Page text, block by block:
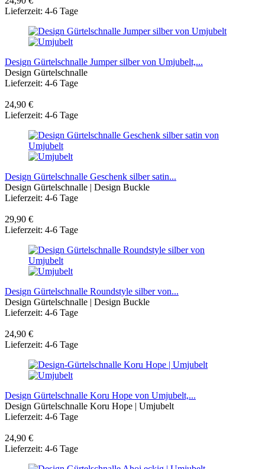
Lieferzeit: 4-6 Tage
Design Gürtelschnalle Jumper silber von Umjubelt,...
Design Gürtelschnalle
Lieferzeit: 4-6 Tage
24,90 €
Lieferzeit: 4-6 Tage
Design Gürtelschnalle Geschenk silber satin...
Design Gürtelschnalle | Design Buckle
Lieferzeit: 4-6 Tage
29,90 €
Lieferzeit: 4-6 Tage
Design Gürtelschnalle Roundstyle silber von...
Design Gürtelschnalle | Design Buckle
Lieferzeit: 4-6 Tage
24,90 €
Lieferzeit: 4-6 Tage
Design Gürtelschnalle Koru Hope von Umjubelt,...
Design Gürtelschnalle Koru Hope | Umjubelt
Lieferzeit: 4-6 Tage
24,90 €
Lieferzeit: 4-6 Tage